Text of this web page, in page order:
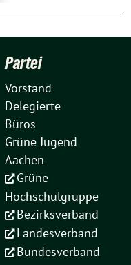
Partei
Vorstand
Delegierte
Büros
Grüne Jugend
Aachen
Grüne
Hochschulgruppe
Bezirksverband
Landesverband
Bundesverband